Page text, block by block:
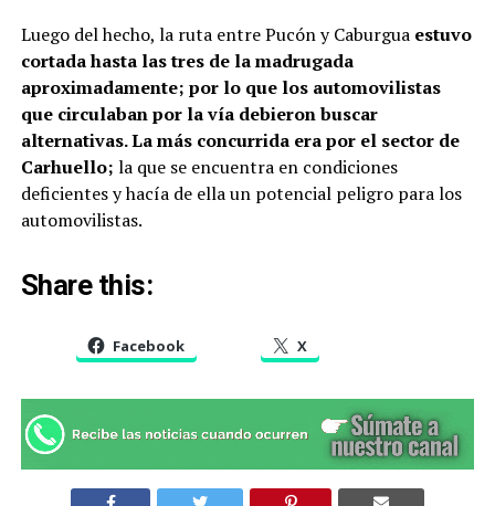
Luego del hecho, la ruta entre Pucón y Caburgua estuvo
cortada hasta las tres de la madrugada
aproximadamente; por lo que los automovilistas
que circulaban por la vía debieron buscar
alternativas. La más concurrida era por el sector de
Carhuello; la que se encuentra en condiciones
deficientes y hacía de ella un potencial peligro para los
automovilistas.
Share this:
Facebook X